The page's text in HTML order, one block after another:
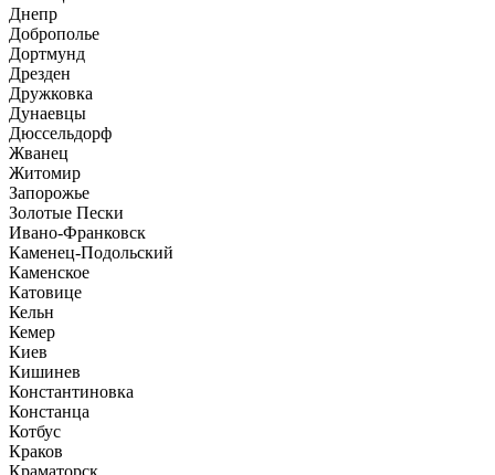
Днепр
Доброполье
Дортмунд
Дрезден
Дружковка
Дунаевцы
Дюссельдорф
Жванец
Житомир
Запорожье
Золотые Пески
Ивано-Франковск
Каменец-Подольский
Каменское
Катовице
Кельн
Кемер
Киев
Кишинев
Константиновка
Констанца
Котбус
Краков